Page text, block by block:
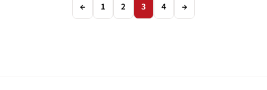
← 1 2 3 4 →